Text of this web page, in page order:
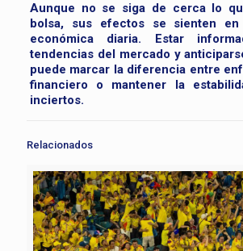
Aunque no se siga de cerca lo
bolsa, sus efectos se sienten en
económica diaria. Estar
tendencias del mercado y
puede marcar la diferencia entre
financiero o mantener la
inciertos.
Relacionados